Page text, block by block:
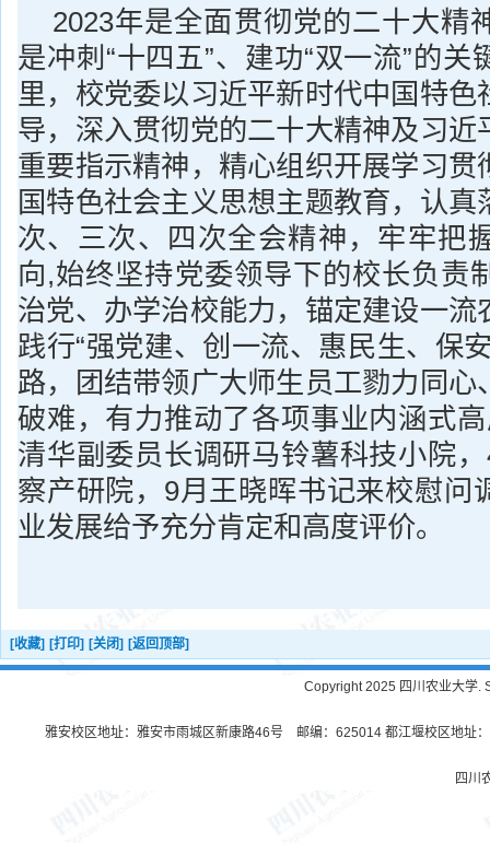
2023年是全面贯彻党的二十大精
是冲刺“十四五”、建功“双一流”的
里，校党委以习近平新时代中国特色
导，深入贯彻党的二十大精神及习近
重要指示精神，精心组织开展学习贯
国特色社会主义思想主题教育，认真
次、三次、四次全会精神，牢牢把
向,始终坚持党委领导下的校长负责
治党、办学治校能力，锚定建设一流
践行“强党建、创一流、惠民生、保
路，团结带领广大师生员工勠力同心
破难，有力推动了各项事业内涵式
清华副委员长调研马铃薯科技小院
察产研院，9月王晓晖书记来校慰问
业发展给予充分肯定和高度评价。
[收藏] [打印] [关闭] [返回顶部]
Copyright 2025 四川农业大学.
雅安校区地址：雅安市雨城区新康路46号 邮编：625014 都江堰校区地址
四川